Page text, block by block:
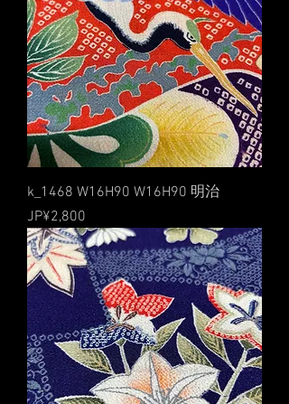
k_1468 W16H90 W16H90 明治
價格
JP¥2,800